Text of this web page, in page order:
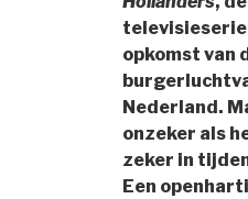
televisieserie
opkomst van
Nederland.
onzeker als
zeker in
Een